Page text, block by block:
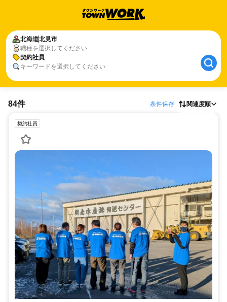
北海道北見市
職種を選択してください
契約社員
キーワードを選択してください
84件 条件保存 関連度順
契約社員